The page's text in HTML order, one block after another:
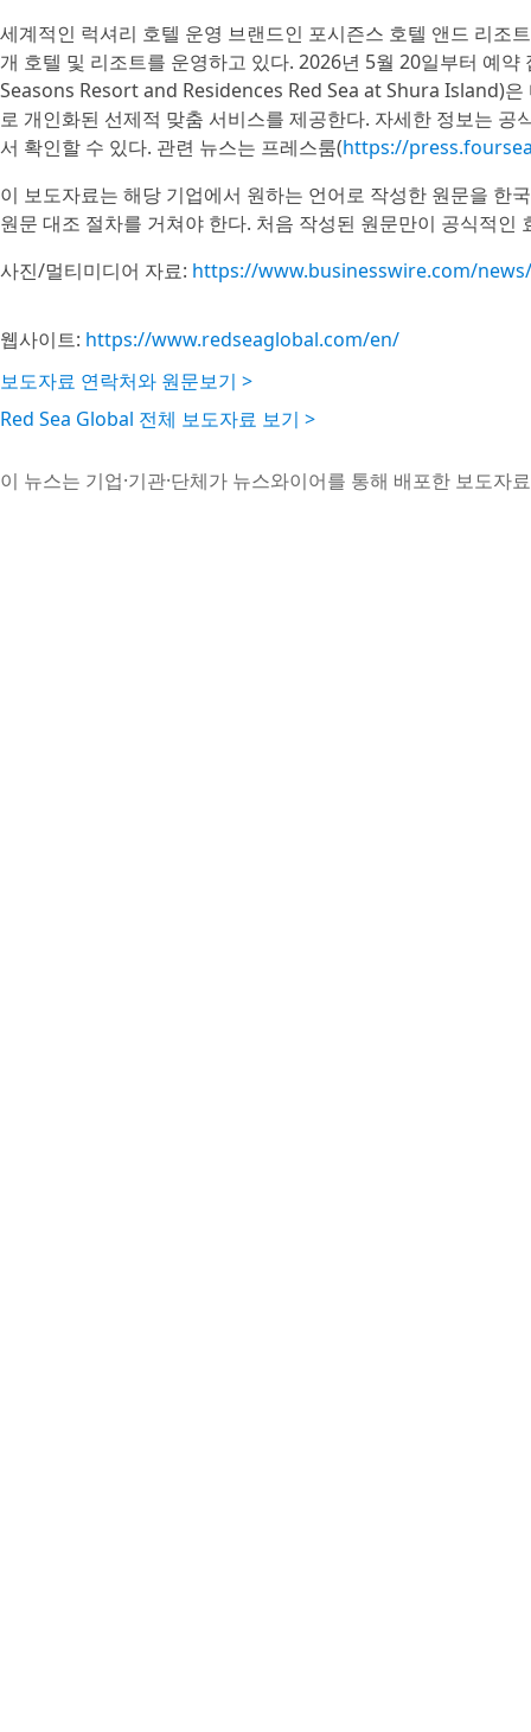
세계적인 럭셔리 호텔 운영 브랜드인 포시즌스 호텔 앤드 리
개 호텔 및 리조트를 운영하고 있다. 2026년 5월 20일부터 예
Seasons Resort and Residences Red Sea at Shura Island)
로 개인화된 선제적 맞춤 서비스를 제공한다. 자세한 정보는 공
서 확인할 수 있다. 관련 뉴스는 프레스룸(https://
이 보도자료는 해당 기업에서 원하는 언어로 작성한 원문을 한
원문 대조 절차를 거쳐야 한다. 처음 작성된 원문만이 공식적
사진/멀티미디어 자료: https://www.businesswire.com/
웹사이트: https://www.redseaglobal.com/en/
보도자료 연락처와 원문보기 >
Red Sea Global 전체 보도자료 보기 >
이 뉴스는 기업·기관·단체가 뉴스와이어를 통해 배포한 보도자